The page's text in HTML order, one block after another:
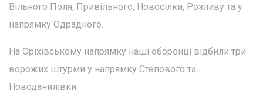
Вільного Поля, Привільного, Новосілки, Розливу та у
напрямку Одрадного.
На Оріхівському напрямку наші оборонці відбили три
ворожих штурми у напрямку Степового та
Новоданилівки.